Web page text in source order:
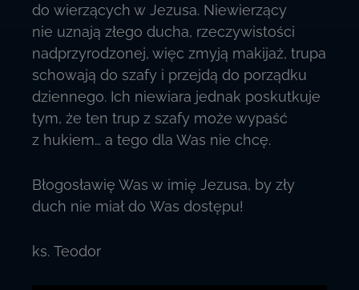
do wierzących w Jezusa. Niewierzący
nie uznają złego ducha, rzeczywistości
nadprzyrodzonej, więc zmyją makijaż, trupa
schowają do szafy i przejdą do porządku
dziennego. Ich niewiara jednak poskutkuje
tym, że ten trup z szafy może wypaść
z hukiem… a tego dla Was nie chcę.
Błogosławię Was w imię Jezusa, by zły
duch nie miał do Was dostępu!
ks. Teodor